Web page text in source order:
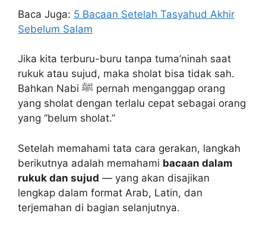
Baca Juga: 5 Bacaan Setelah Tasyahud Akhir
Sebelum Salam
Jika kita terburu-buru tanpa tuma’ninah saat
rukuk atau sujud, maka sholat bisa tidak sah.
Bahkan Nabi ﷺ pernah menganggap orang
yang sholat dengan terlalu cepat sebagai orang
yang “belum sholat.”
Setelah memahami tata cara gerakan, langkah
berikutnya adalah memahami bacaan dalam
rukuk dan sujud — yang akan disajikan
lengkap dalam format Arab, Latin, dan
terjemahan di bagian selanjutnya.